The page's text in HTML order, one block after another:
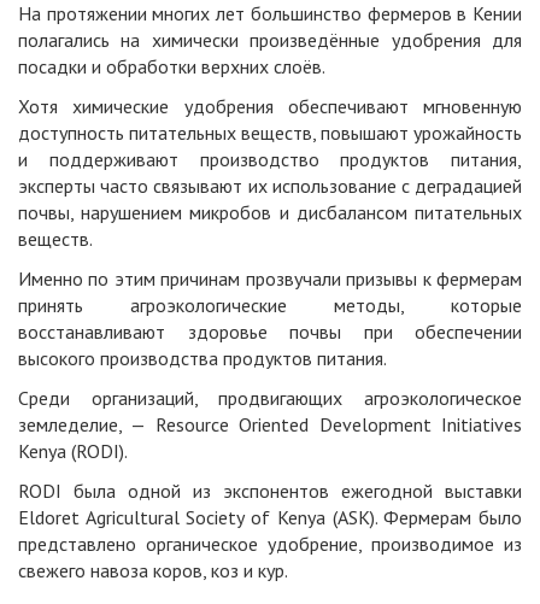
На протяжении многих лет большинство фермеров в Кении
полагались на химически произведённые удобрения для
посадки и обработки верхних слоёв.
Хотя химические удобрения обеспечивают мгновенную
доступность питательных веществ, повышают урожайность
и поддерживают производство продуктов питания,
эксперты часто связывают их использование с деградацией
почвы, нарушением микробов и дисбалансом питательных
веществ.
Именно по этим причинам прозвучали призывы к фермерам
принять агроэкологические методы, которые
восстанавливают здоровье почвы при обеспечении
высокого производства продуктов питания.
Среди организаций, продвигающих агроэкологическое
земледелие, — Resource Oriented Development Initiatives
Kenya (RODI).
RODI была одной из экспонентов ежегодной выставки
Eldoret Agricultural Society of Kenya (ASK). Фермерам было
представлено органическое удобрение, производимое из
свежего навоза коров, коз и кур.